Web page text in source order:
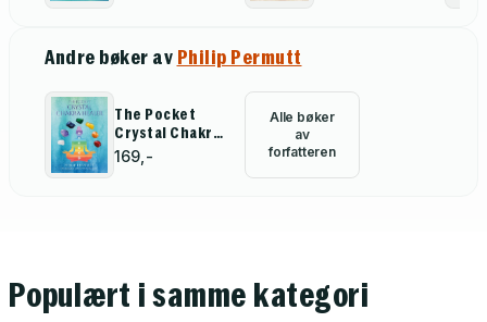
Andre bøker av Philip Permutt
The Pocket
Crystal Chakra
Healer
169,-
Alle bøker
av
forfatteren
Populært i samme kategori